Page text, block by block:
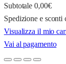
nel
Subtotale0,00€
Spedizione e sconti
Visualizza il mio
Vai al pagamento